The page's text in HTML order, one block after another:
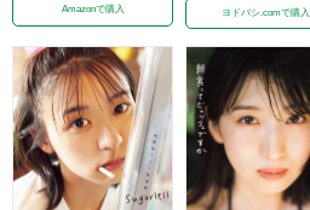
Amazonで購入 ヨドバシ.comで購入